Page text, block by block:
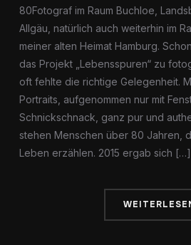
80Fotograf im Raum Buchloe,
Allgäu, natürlich auch weiterhin im
meiner alten Heimat Hamburg.
das Projekt „Lebensspuren“ zu
oft fehlte die richtige Gelegenheit.
Portraits, aufgenommen nur mit
Schnickschnack, ganz pur und
stehen Menschen über 80 Jahren,
Leben erzählen. 2015 ergab sich […]